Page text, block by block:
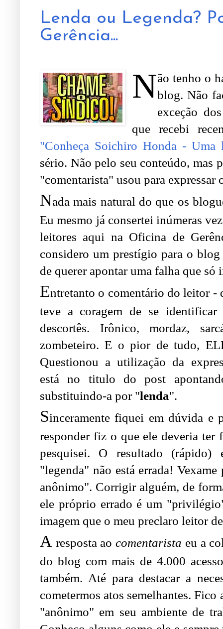
Lenda ou Legenda?
Gerência...
Não tenho o
blog. Não
exceção
que recebi
"Conheça Soichiro Honda -
sério. Não pelo seu conteúdo, mas
"comentarista" usou para
Nada mais natural do que os
Eu mesmo já consertei inúmeras
leitores aqui na Oficina de
considero um prestígio para o
de querer apontar uma falha que só
Entretanto o comentário do leitor -
teve a coragem de se identificar
descortês. Irônico, mordaz,
zombeteiro. E o pior de tudo,
Questionou a utilização da
está no titulo do post
substituindo-a por "lenda".
Sinceramente fiquei em dúvida e
responder fiz o que ele deveria ter
pesquisei. O resultado (rápido)
"legenda" não está errada!
anônimo". Corrigir alguém, de
ele próprio errado é um
imagem que o meu preclaro leitor
A resposta aocomentarista eu a
do blog com mais de 4.000
também. Até para destacar a
cometermos atos semelhantes.
"anônimo" em seu ambiente de